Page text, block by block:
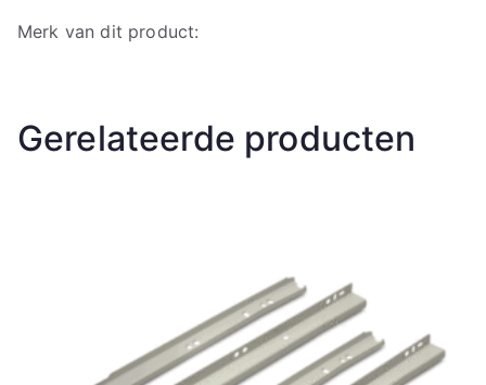
Merk van dit product:
Gerelateerde producten